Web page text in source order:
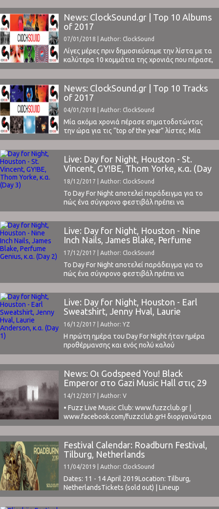
Alexander Brown. Τον Blake είχαμε την τύχη να
δούμε ζωντανά λίγες εβδομάδες πριν στο
Χιούστον και στο περίφημο φεστιβάλ Day For
News: ClockSound.gr | Top 10 Albums
of 2017
07/01/2018 | Author: ClockSound
Λίγες μέρες πριν δημοσιεύσαμε την λίστα με τα
καλύτερα 10 κομμάτια της χρονιάς που πέρασε,
σύμφωνα με την ψηφοφορία των συντακτών
του ClockSound. Μπορείτε να την δείτε εδώ.Σε
κάθε περίπτωση, η σύμπτυξη των καλύτερων
στιγμών μιας ολόκληρης χρονιάς σε ένα
μόνο αδύνατη, αλλά και ...
News: ClockSound.gr | Top 10 Tracks
of 2017
04/01/2018 | Author: ClockSound
Μία ακόμα χρονιά πέρασε σηματοδοτώντας
την ώρα για τις “top of the year” λίστες. Μία
διαδικασία που κάθε χρόνο φαίνεται να
λαμβάνει χώρα όλο και πιο νωρίς για τα μουσικά
έντυπα. Το Rolling Stone για παράδειγμα την
δημοσίευσε στα τέλη Νοέμβρη! Ενώ είδαμε
πολλές άλλες περιπτώσεις να το κάνουν στις ...
Live: Day for Night, Houston - St.
Vincent, GY!BE, Thom Yorke, κ.α. (Day
3)
18/12/2017 | Author: ClockSound
Το Day For Night αποτελεί παράδειγμα για το
πώς ένα σύγχρονο φεστιβάλ πρέπει να
δημιουργεί συνθήκες για να μεταφέρει στο
κοινό όχι μόνο τη μουσική μέσω των καλύτερων
επιλογών της τρέχουσας σκηνής, αλλά και μέσω
διαφορετικών μέσων καλλιτεχνικής και μη
σύγχρονης έκφρασης.Παράδειγμα η 1η ημέρα
προθέρμανσης του Day For Night, ...
Live: Day for Night, Houston - Nine
Inch Nails, James Blake, Perfume
Genius, κ.α. (Day 2)
17/12/2017 | Author: ClockSound
Το Day For Night αποτελεί παράδειγμα για το
πώς ένα σύγχρονο φεστιβάλ πρέπει να
δημιουργεί συνθήκες για να μεταφέρει στο
κοινό όχι μόνο τη μουσική μέσω των καλύτερων
επιλογών της τρέχουσας σκηνής, αλλά και μέσω
διαφορετικών μέσων καλλιτεχνικής και μη
σύγχρονης έκφρασης.Παράδειγμα η 1η ημέρα
προθέρμανσης του Day For Night, ...
Live: Day for Night, Houston - Earl
Sweatshirt, Jenny Hval, Laurie
Anderson, κ.α. (Day 1)
16/12/2017 | Author: YZ
Η πρώτη ημέρα του Day For Night ήταν ημέρα
προθέρμανσης και ενός πολύ καλού
συνδυασμού συζητήσεων και συναυλιών.Γύρω
στις 4 και με μια καθυστέρηση άνοιξαν οι
πόρτες του φεστιβάλ και κατευθείαν πήγαμε
στην Blue Stage, η οποία διαμορφωμένη με
καρέκλες ήταν έτοιμη να υποδεχθεί μερικές
σημαντικές προσωπικότητες της σύγχρονης
τέχνης ...
News: Οι Godspeed You! Black
Emperor στο Gazi Music Hall στις 29
Απριλίου
14/12/2017 | Author: V
• Fuzz Live Music Club: www.fuzzclub.gr |
www.facebook.com/fuzzclub.grΗ διοργανώτρια
εταιρεία 3 Shades of Black, ανακοίνωσε τη
μεταφορά της συναυλίας, που είναι
προγραμματισμένη για τη Κυριακή 29 Απριλίου
σε μεγαλύτερο χώρο διεξαγωγής και πιο
συγκεκριμένα στο Gazi Music Hall (Ιερά Οδός 7-
13, Αθήνα).Το ClockSound είχε την τιμή να
προσκληθεί στο Day ...
Festival Calendar: Roadburn Festival,
Tilburg, Netherlands
11/04/2019 | Author: ClockSound
Dates: 11 - 14 April 2019Location: Tilburg,
NetherlandsTickets (sold out) | Lineup ⁪